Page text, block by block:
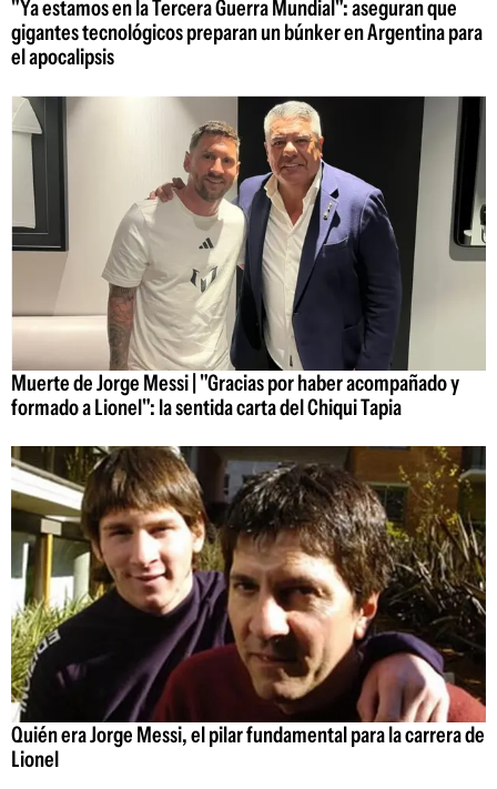
"Ya estamos en la Tercera Guerra Mundial": aseguran que
gigantes tecnológicos preparan un búnker en Argentina para
el apocalipsis
Muerte de Jorge Messi | "Gracias por haber acompañado y
formado a Lionel": la sentida carta del Chiqui Tapia
Quién era Jorge Messi, el pilar fundamental para la carrera de
Lionel